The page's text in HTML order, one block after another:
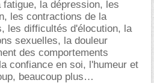
la dépression, les
les contractions de la
les difficultés d'élocution, la
sexuelles, la douleur
des comportements
confiance en soi, l'humeur et
beaucoup plus